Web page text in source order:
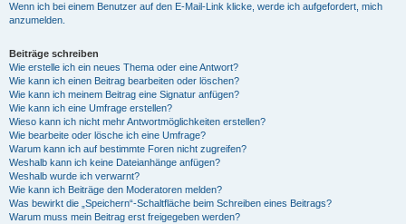
Wenn ich bei einem Benutzer auf den E-Mail-Link klicke, werde ich aufgefordert, mich
anzumelden.
Beiträge schreiben
Wie erstelle ich ein neues Thema oder eine Antwort?
Wie kann ich einen Beitrag bearbeiten oder löschen?
Wie kann ich meinem Beitrag eine Signatur anfügen?
Wie kann ich eine Umfrage erstellen?
Wieso kann ich nicht mehr Antwortmöglichkeiten erstellen?
Wie bearbeite oder lösche ich eine Umfrage?
Warum kann ich auf bestimmte Foren nicht zugreifen?
Weshalb kann ich keine Dateianhänge anfügen?
Weshalb wurde ich verwarnt?
Wie kann ich Beiträge den Moderatoren melden?
Was bewirkt die „Speichern“-Schaltfläche beim Schreiben eines Beitrags?
Warum muss mein Beitrag erst freigegeben werden?